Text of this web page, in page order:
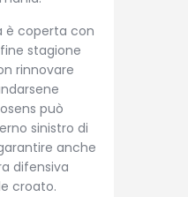
è coperta con
stagione
rinnovare
può
sinistro di
anche
difensiva
croato.